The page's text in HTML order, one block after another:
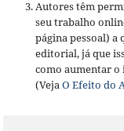
Autores têm
seu trabalho
página pessoal) a
editorial, já que
como aumentar o
(VejaO Efeito do